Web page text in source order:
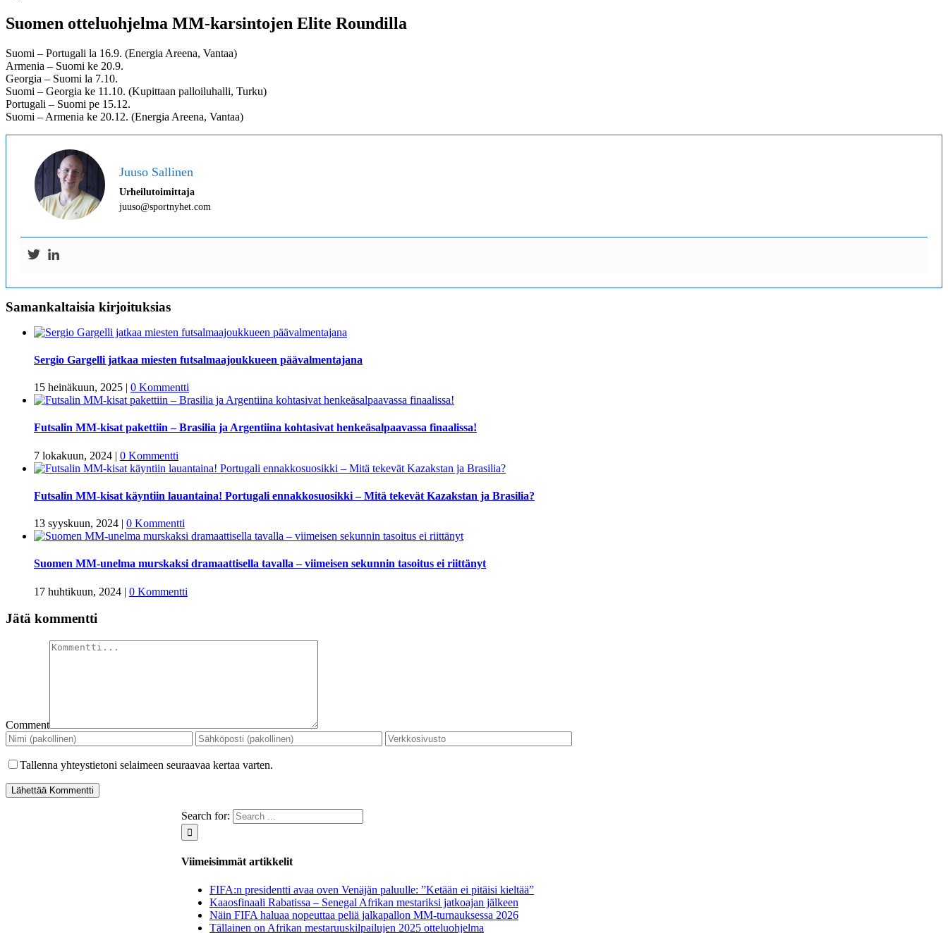
Suomen otteluohjelma MM-karsintojen Elite Roundilla
Suomi – Portugali la 16.9. (Energia Areena, Vantaa)
Armenia – Suomi ke 20.9.
Georgia – Suomi la 7.10.
Suomi – Georgia ke 11.10. (Kupittaan palloiluhalli, Turku)
Portugali – Suomi pe 15.12.
Suomi – Armenia ke 20.12. (Energia Areena, Vantaa)
Juuso Sallinen
Urheilutoimittaja
juuso@sportnyhet.com
Samankaltaisia kirjoituksias
Sergio Gargelli jatkaa miesten futsalmaajoukkueen päävalmentajana
15 heinäkuun, 2025 | 0 Kommentti
Futsalin MM-kisat pakettiin – Brasilia ja Argentiina kohtasivat henkeäsalpaavassa finaalissa!
7 lokakuun, 2024 | 0 Kommentti
Futsalin MM-kisat käyntiin lauantaina! Portugali ennakkosuosikki – Mitä tekevät Kazakstan ja Brasilia?
13 syyskuun, 2024 | 0 Kommentti
Suomen MM-unelma murskaksi dramaattisella tavalla – viimeisen sekunnin tasoitus ei riittänyt
17 huhtikuun, 2024 | 0 Kommentti
Jätä kommentti
Comment
Tallenna yhteystietoni selaimeen seuraavaa kertaa varten.
Search for:
Viimeisimmät artikkelit
FIFA:n presidentti avaa oven Venäjän paluulle: ”Ketään ei pitäisi kieltää”
Kaaosfinaali Rabatissa – Senegal Afrikan mestariksi jatkoajan jälkeen
Näin FIFA haluaa nopeuttaa peliä jalkapallon MM-turnauksessa 2026
Tällainen on Afrikan mestaruuskilpailujen 2025 otteluohjelma